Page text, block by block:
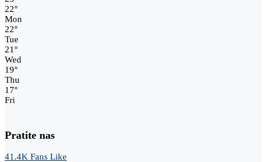
22°
Mon
22°
Tue
21°
Wed
19°
Thu
17°
Fri
Pratite nas
41.4K Fans Like